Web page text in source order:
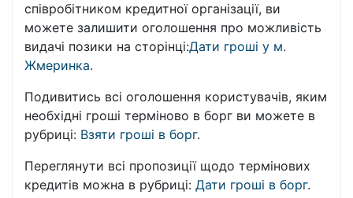
співробітником кредитної організації, ви
можете залишити оголошення про можливість
видачі позики на сторінці:Дати гроші у м.
Жмеринка.
Подивитись всі оголошення користувачів, яким
необхідні гроші терміново в борг ви можете в
рубриці: Взяти гроші в борг.
Переглянути всі пропозиції щодо термінових
кредитів можна в рубриці: Дати гроші в борг.